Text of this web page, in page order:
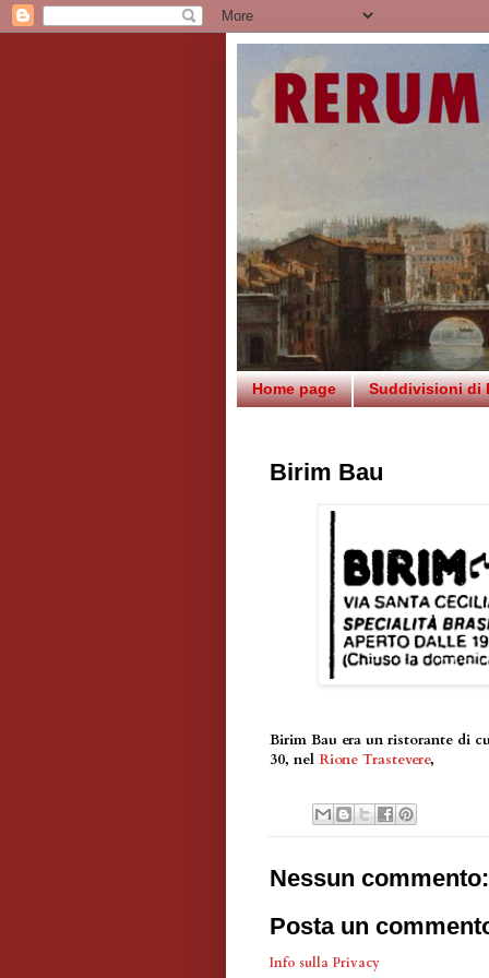
Home page Suddivisioni di
Birim Bau
Birim Bau era un ristorante di
30, nel Rione Trastevere,
Nessun commento:
Posta un
Info sulla Privacy